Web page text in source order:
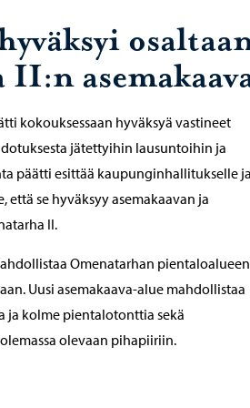
kokouksessaan hyväksyä vastineet
jätettyihin lausuntoihin ja
päätti esittää kaupunginhallitukselle ja
se hyväksyy asemakaavan ja
II.
Omenatarhan pientaloalueen
Uusi asemakaava-alue mahdollistaa
ja kolme pientalotonttia sekä
olevaan pihapiiriin.